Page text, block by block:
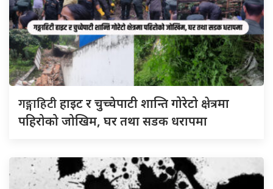
गङ्गाहिटीहाइट र चुच्चेपाटी शान्ति गोरेटो क्षेत्रमा
पहिरोको जोखिम, घर तथा सडक धरापमा